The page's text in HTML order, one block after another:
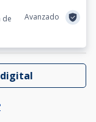
de
Avanzado